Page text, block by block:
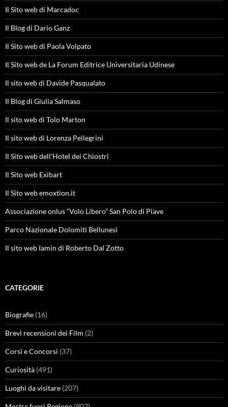
Il Sito web di Marcadoc
Il Blog di Dario Ganz
Il Sito web di Paola Volpato
Il Sito web de La Forum Editrice Universitaria Udinese
Il sito web di Davide Pasqualato
Il Blog di Giulia Salmaso
Il sito web di Tolo Marton
Il sito web di Lorenza Pellegrini
Il Sito web dell'Hotel dei Chiostri
Il Sito web Exibart
Il Sito web emoxtion.it
Associazione onlus “Volo Libero” San Polo di Piave
Parco Nazionale Dolomiti Bellunesi
Il sito web Iamin di Roberto Dal Zotto
CATEGORIE
Biografie (16)
Brevi recensioni dei Film (2)
Corsi e Concorsi (37)
Curiosità (491)
Luoghi da visitare (207)